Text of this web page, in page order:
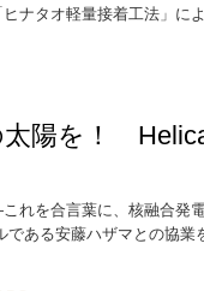
ナタオ軽量接着工法」に
太陽を！
れを合言葉に、核融合発
ある安藤ハザマとの協業